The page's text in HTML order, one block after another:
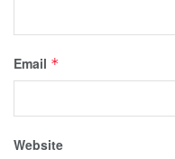
Email *
Website